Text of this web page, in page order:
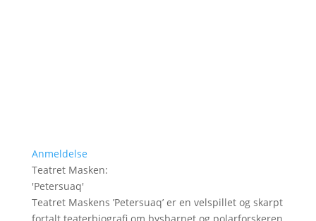
Anmeldelse
Teatret Masken:
'Petersuaq'
Teatret Maskens ’Petersuaq’ er en velspillet og skarpt